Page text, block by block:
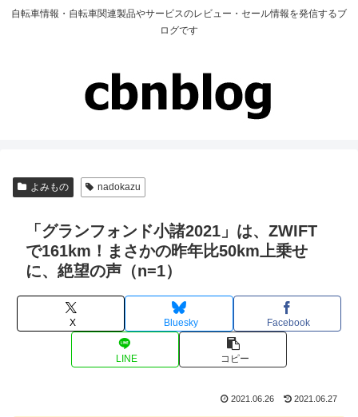
自転車情報・自転車関連製品やサービスのレビュー・セール情報を発信するブ
ログです
よみもの nadokazu
「グランフォンド小諸2021」は、ZWIFT
で161km！まさかの昨年比50km上乗せ
に、絶望の声（n=1）
X Bluesky Facebook
LINE コピー
2021.06.26 2021.06.27